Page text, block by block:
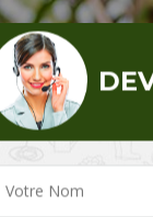
Entreprise